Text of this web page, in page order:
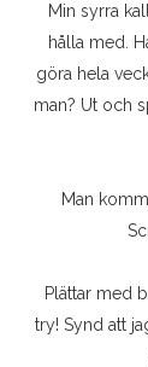
Min syrra
hålla med.
göra hela
man? Ut och
Man
Plättar med
try! Synd att